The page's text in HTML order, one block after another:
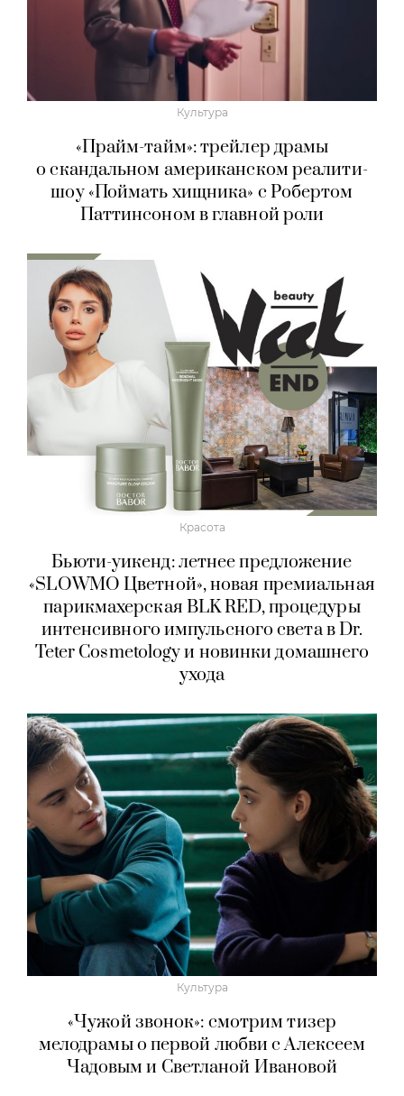
Культура
«Прайм-тайм»: трейлер драмы
о скандальном американском реалити-
шоу «Поймать хищника» с Робертом
Паттинсоном в главной роли
Красота
Бьюти-уикенд: летнее предложение
«SLOWMO Цветной», новая премиальная
парикмахерская BLK RED, процедуры
интенсивного импульсного света в Dr.
Teter Cosmetology и новинки домашнего
ухода
Культура
«Чужой звонок»: смотрим тизер
мелодрамы о первой любви с Алексеем
Чадовым и Светланой Ивановой